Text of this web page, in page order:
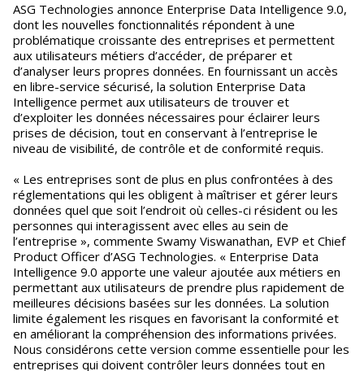
ASG Technologies annonce Enterprise Data Intelligence 9.0,
dont les nouvelles fonctionnalités répondent à une
problématique croissante des entreprises et permettent
aux utilisateurs métiers d’accéder, de préparer et
d’analyser leurs propres données. En fournissant un accès
en libre-service sécurisé, la solution Enterprise Data
Intelligence permet aux utilisateurs de trouver et
d’exploiter les données nécessaires pour éclairer leurs
prises de décision, tout en conservant à l’entreprise le
niveau de visibilité, de contrôle et de conformité requis.
« Les entreprises sont de plus en plus confrontées à des
réglementations qui les obligent à maîtriser et gérer leurs
données quel que soit l’endroit où celles-ci résident ou les
personnes qui interagissent avec elles au sein de
l’entreprise », commente Swamy Viswanathan, EVP et Chief
Product Officer d’ASG Technologies. « Enterprise Data
Intelligence 9.0 apporte une valeur ajoutée aux métiers en
permettant aux utilisateurs de prendre plus rapidement de
meilleures décisions basées sur les données. La solution
limite également les risques en favorisant la conformité et
en améliorant la compréhension des informations privées.
Nous considérons cette version comme essentielle pour les
entreprises qui doivent contrôler leurs données tout en